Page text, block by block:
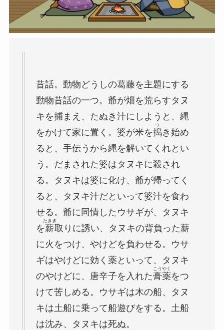
昔話。動物どうしの葛藤を主題にする
動物昔話の一つ。爺が畑を荒らすタヌ
キを捕まえ、たぬき汁にしようと、縄
をかけて家に置く。婆が米を搗
つ
き始め
ると、手伝うから縄を解いてくれとい
う。だまされた婆はタヌキに殺され
る。タヌキは婆に化け、爺が帰ってく
ると、タヌキ汁だといって婆汁を食わ
せる。爺に同情したウサギが、タヌキ
を薪
たきぎ
取りに誘い、タヌキの背負った薪
に火をつけ、やけどを負わせる。ウサ
ギはやけどに効く薬といって、タヌキ
のやけどに、唐辛子を入れた膏薬
こうやく
をつ
けて苦しめる。ウサギは木の船、タヌ
キは土船に乗って船遊びをする。土船
は沈み、タヌキは死ぬ。